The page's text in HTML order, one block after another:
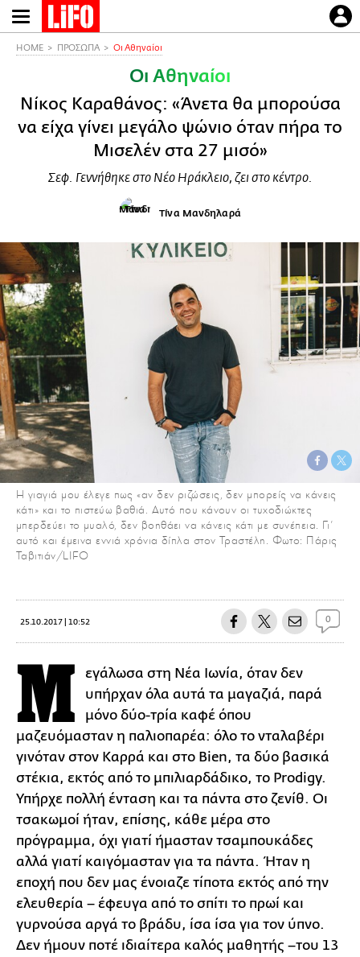
Παράκαμψη
προς
HOME ΠΡΟΣΩΠΑ Οι Αθηναίοι
Οι Αθηναίοι
Νίκος Καραθάνος: «Άνετα θα μπορούσα
να είχα γίνει μεγάλο ψώνιο όταν πήρα το
Μισελέν στα 27 μισό»
Σεφ. Γεννήθηκε στο Νέο Ηράκλειο, ζει στο κέντρο.
Τίνα Μανδηλαρά
Η γιαγιά μου έλεγε πως «αν δεν ριζώσεις, δεν μπορείς να κάνεις
κάτι» και το πιστεύω βαθιά. Αυτό που κάνουν οι τυχοδιώκτες
μπερδεύει το μυαλό, δεν βοηθάει να κάνεις κάτι με συνέπεια. Γι'
αυτό και έμεινα εννιά χρόνια δίπλα στον Τραστέλη. Φωτο: Πάρις
Ταβιτιάν/LIFO
25.10.2017 | 10:52 0
Μ
εγάλωσα στη Νέα Ιωνία, όταν δεν
υπήρχαν όλα αυτά τα μαγαζιά, παρά
μόνο δύο-τρία καφέ όπου
μαζευόμασταν η παλιοπαρέα: όλο το νταλαβέρι
γινόταν στον Καρρά και στο Bien, τα δύο βασικά
στέκια, εκτός από το μπιλιαρδάδικο, το Prodigy.
Υπήρχε πολλή ένταση και τα πάντα στο ζενίθ. Οι
τσακωμοί ήταν, επίσης, κάθε μέρα στο
πρόγραμμα, όχι γιατί ήμασταν τσαμπουκάδες
αλλά γιατί καιγόμασταν για τα πάντα. Ήταν η
εποχή που δεν μας ένοιαζε τίποτα εκτός από την
ελευθερία – έφευγα από το σπίτι το πρωί και
γυρνούσα αργά το βράδυ, ίσα ίσα για τον ύπνο.
Δεν ήμουν ποτέ ιδιαίτερα καλός μαθητής –του 13